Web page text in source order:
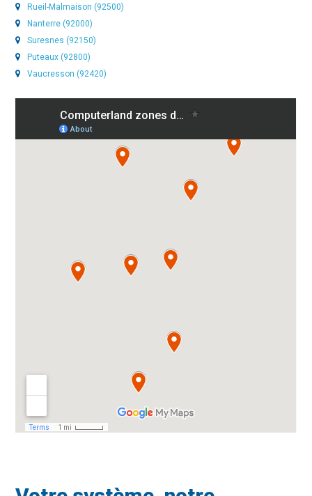
Rueil-Malmaison (92500)
Nanterre (92000)
Suresnes (92150)
Puteaux (92800)
Vaucresson (92420)